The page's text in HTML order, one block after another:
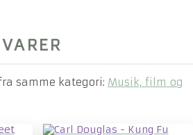
samme kategori: Musik, film og